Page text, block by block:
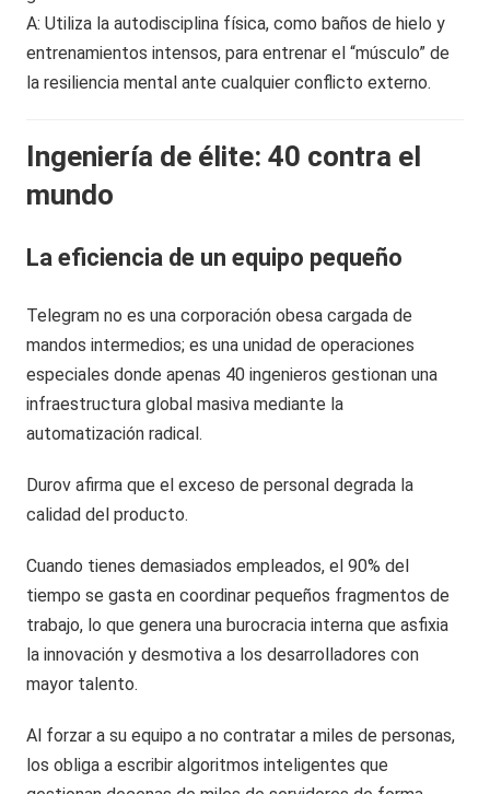
A: Utiliza la autodisciplina física, como baños de hielo y
entrenamientos intensos, para entrenar el “músculo” de
la resiliencia mental ante cualquier conflicto externo.
Ingeniería de élite: 40 contra el
mundo
La eficiencia de un equipo pequeño
Telegram no es una corporación obesa cargada de
mandos intermedios; es una unidad de operaciones
especiales donde apenas 40 ingenieros gestionan una
infraestructura global masiva mediante la
automatización radical.
Durov afirma que el exceso de personal degrada la
calidad del producto.
Cuando tienes demasiados empleados, el 90% del
tiempo se gasta en coordinar pequeños fragmentos de
trabajo, lo que genera una burocracia interna que asfixia
la innovación y desmotiva a los desarrolladores con
mayor talento.
Al forzar a su equipo a no contratar a miles de personas,
los obliga a escribir algoritmos inteligentes que